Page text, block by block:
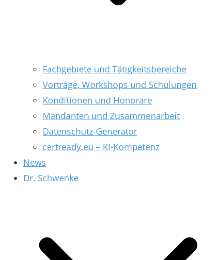
Fachgebiete und Tätigkeitsbereiche
Vorträge, Workshops und Schulungen
Konditionen und Honorare
Mandanten und Zusammenarbeit
Datenschutz-Generator
certready.eu – KI-Kompetenz
News
Dr. Schwenke